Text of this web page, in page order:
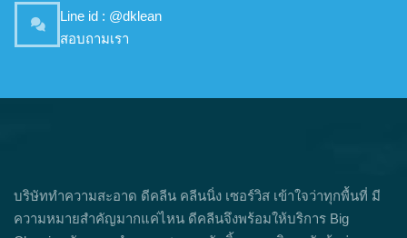
Line id : @dklean
สอบถามเรา
บริษัททำความสะอาด ดีคลีน คลีนนิ่ง เซอร์วิส เข้าใจว่าทุกพื้นที่ มี
ความหมายสำคัญมากแค่ไหน ดีคลีนจึงพร้อมให้บริการ Big